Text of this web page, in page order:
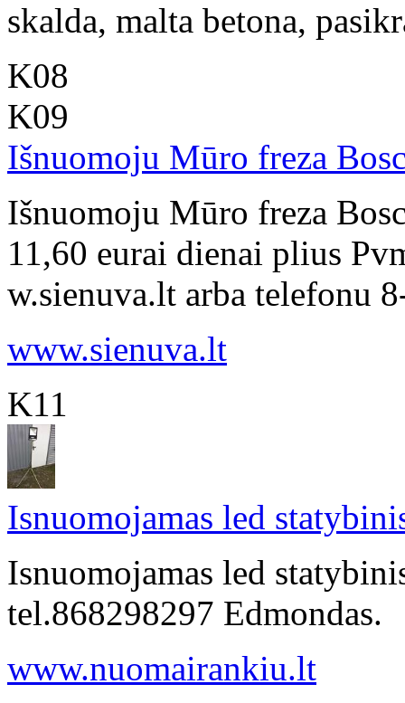
skalda, malta betona,
K08
K09
Išnuomoju Mūro freza
Išnuomoju Mūro freza
11,60 eurai dienai plius
w.sienuva.lt arba telefonu
www.sienuva.lt
K11
Isnuomojamas led
Isnuomojamas led
tel.868298297 Edmondas.
www.nuomairankiu.lt